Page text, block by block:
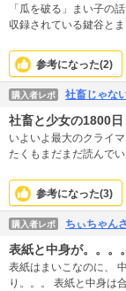
「瓜を破る」まい子の
収録されている鍵谷と
の感じも伝わって最高
っているので、単行本
も、スカートが案外派手な色でかわいい！ 週
ろ読むことができて、
参考になった(2)
購入者レポ 社畜じゃな
社畜と少女の1800日
いよいよ最大のクライ
たくもまだまだ読んで
みんな幸せになって欲
しそうな展開です。 東
末になって欲しくない
君も素晴らしい青年で
しかいないでしょう。
参考になった(3)
購入者レポ ちぃちゃん
表紙と中身が。。。
表紙はまいこなのに、
り。。。 表紙と中身は